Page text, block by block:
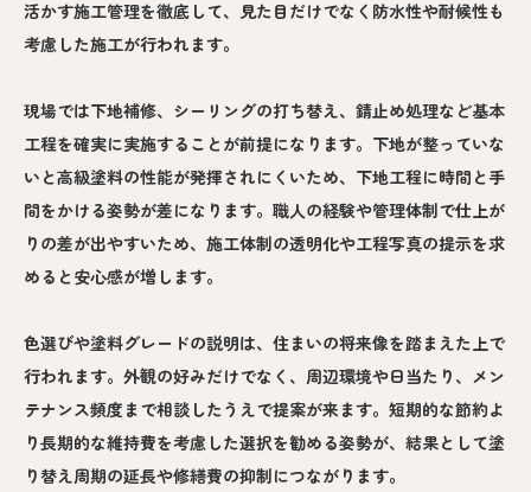
活かす施工管理を徹底して、見た目だけでなく防水性や耐候性も
考慮した施工が行われます。
現場では下地補修、シーリングの打ち替え、錆止め処理など基本
工程を確実に実施することが前提になります。下地が整っていな
いと高級塗料の性能が発揮されにくいため、下地工程に時間と手
間をかける姿勢が差になります。職人の経験や管理体制で仕上が
りの差が出やすいため、施工体制の透明化や工程写真の提示を求
めると安心感が増します。
色選びや塗料グレードの説明は、住まいの将来像を踏まえた上で
行われます。外観の好みだけでなく、周辺環境や日当たり、メン
テナンス頻度まで相談したうえで提案が来ます。短期的な節約よ
り長期的な維持費を考慮した選択を勧める姿勢が、結果として塗
り替え周期の延長や修繕費の抑制につながります。